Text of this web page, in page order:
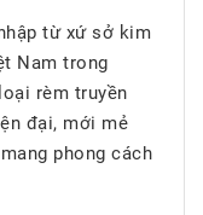
từ xứ sở kim
Nam trong
rèm truyền
đại, mới mẻ
phong cách